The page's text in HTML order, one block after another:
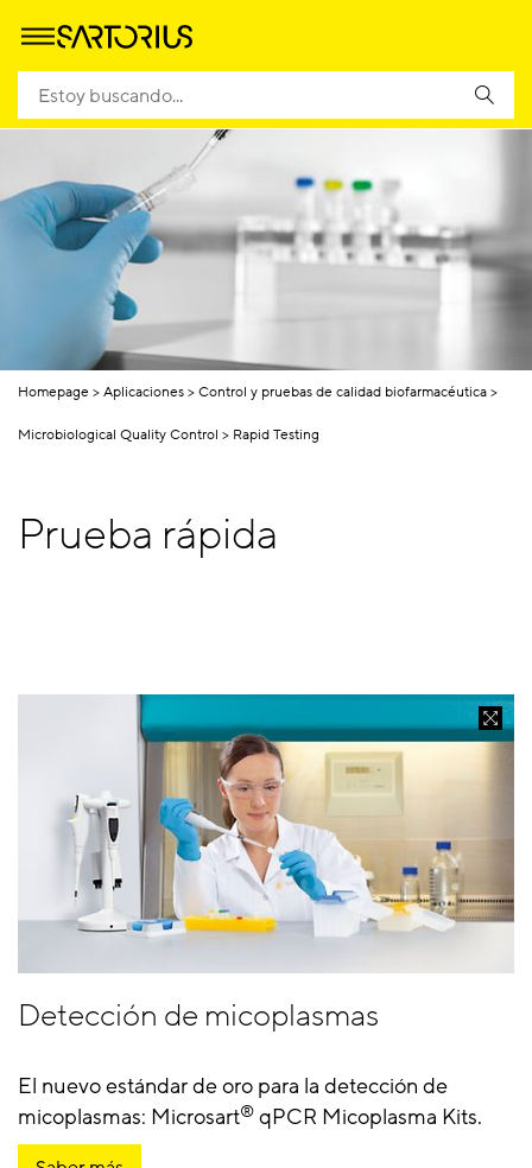
Homepage Aplicaciones Control y pruebas de calidad biofarmacéutica
Microbiological Quality Control Rapid Testing
Prueba rápida
Detección de micoplasmas
El nuevo estándar de oro para la detección de
micoplasmas: Microsart® qPCR Micoplasma Kits.